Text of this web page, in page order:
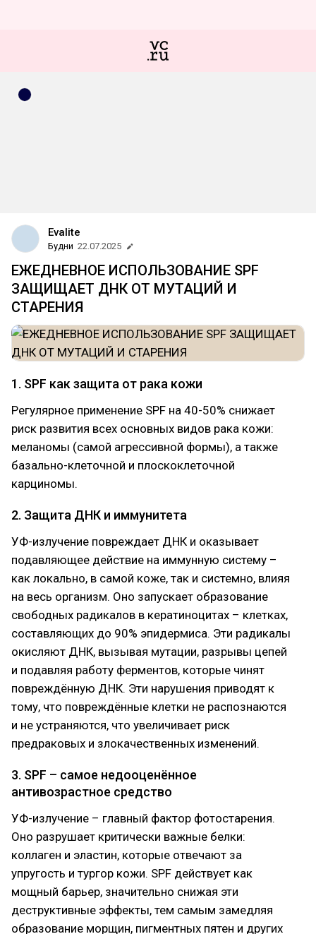
Evalite
Будни 22.07.2025
ЕЖЕДНЕВНОЕ ИСПОЛЬЗОВАНИЕ SPF
ЗАЩИЩАЕТ ДНК ОТ МУТАЦИЙ И
СТАРЕНИЯ
1. SPF как защита от рака кожи
Регулярное применение SPF на 40-50% снижает
риск развития всех основных видов рака кожи:
меланомы (самой агрессивной формы), а также
базально-клеточной и плоскоклеточной
карциномы.
2. Защита ДНК и иммунитета
УФ-излучение повреждает ДНК и оказывает
подавляющее действие на иммунную систему –
как локально, в самой коже, так и системно, влияя
на весь организм. Оно запускает образование
свободных радикалов в кератиноцитах – клетках,
составляющих до 90% эпидермиса. Эти радикалы
окисляют ДНК, вызывая мутации, разрывы цепей
и подавляя работу ферментов, которые чинят
повреждённую ДНК. Эти нарушения приводят к
тому, что повреждённые клетки не распознаются
и не устраняются, что увеличивает риск
предраковых и злокачественных изменений.
3. SPF – самое недооценённое
антивозрастное средство
УФ-излучение – главный фактор фотостарения.
Оно разрушает критически важные белки:
коллаген и эластин, которые отвечают за
упругость и тургор кожи. SPF действует как
мощный барьер, значительно снижая эти
деструктивные эффекты, тем самым замедляя
образование морщин, пигментных пятен и других